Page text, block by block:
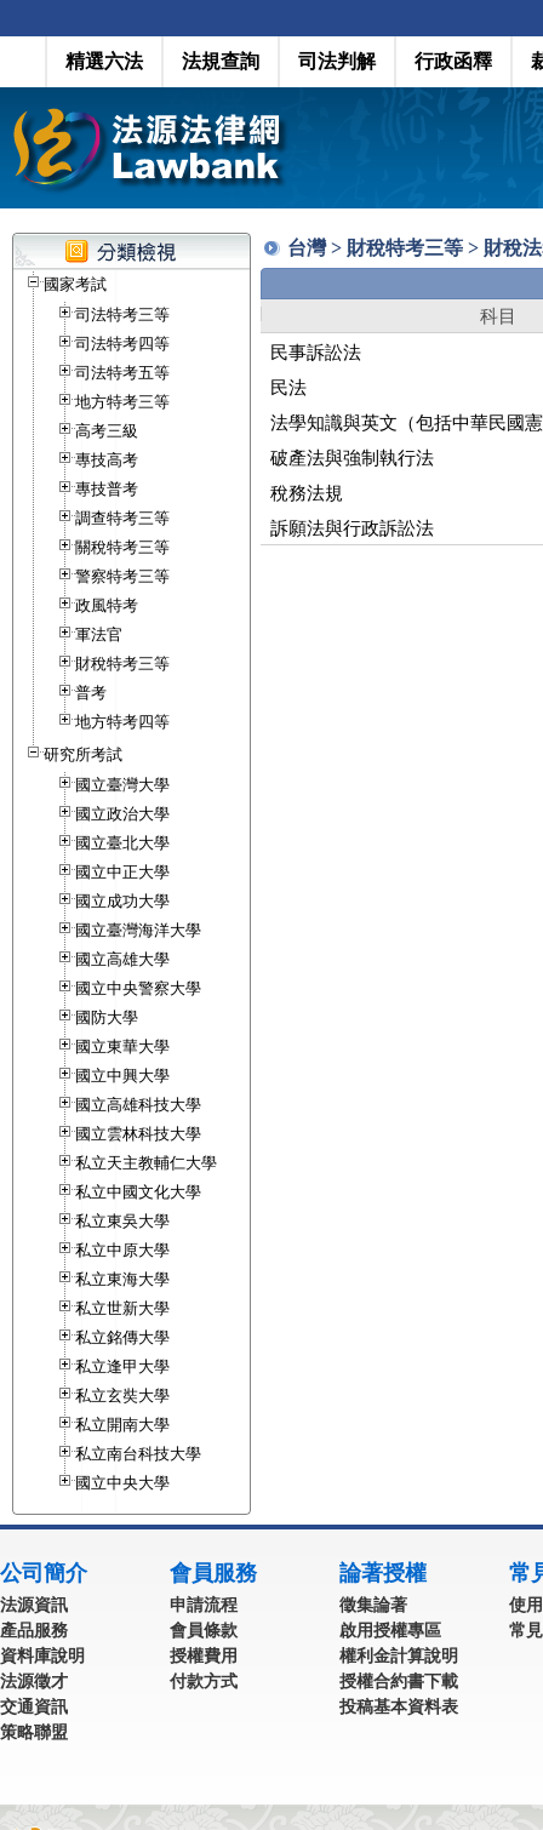
精選六法 法規查詢 司法判解 行政函釋
國家考試
司法特考三等
司法特考四等
司法特考五等
地方特考三等
高考三級
專技高考
專技普考
調查特考三等
關稅特考三等
警察特考三等
政風特考
軍法官
財稅特考三等
普考
地方特考四等
研究所考試
國立臺灣大學
國立政治大學
國立臺北大學
國立中正大學
國立成功大學
國立臺灣海洋大學
國立高雄大學
國立中央警察大學
國防大學
國立東華大學
國立中興大學
國立高雄科技大學
國立雲林科技大學
私立天主教輔仁大學
私立中國文化大學
私立東吳大學
私立中原大學
私立東海大學
私立世新大學
私立銘傳大學
私立逢甲大學
私立玄奘大學
私立開南大學
私立南台科技大學
國立中央大學
台灣 > 財稅特考三等 > 財稅
科目
民事訴訟法
民法
法學知識與英文（包括中華民國
破產法與強制執行法
稅務法規
訴願法與行政訴訟法
公司簡介
法源資訊
產品服務
資料庫說明
法源徵才
交通資訊
策略聯盟
會員服務
申請流程
會員條款
授權費用
付款方式
論著授權
徵集論著
啟用授權專區
權利金計算說明
授權合約書下載
投稿基本資料表
常
使
常